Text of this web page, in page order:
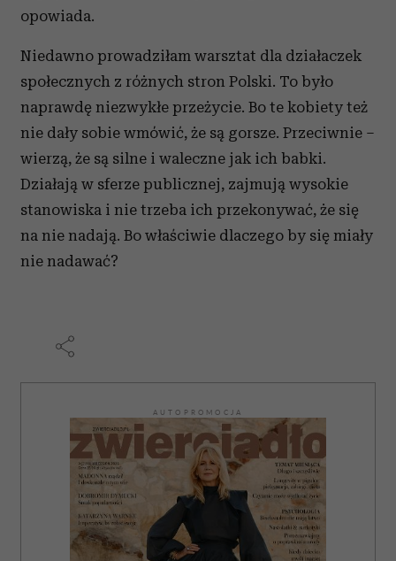
opowiada.
Niedawno prowadziłam warsztat dla działaczek
społecznych z różnych stron Polski. To było
naprawdę niezwykłe przeżycie. Bo te kobiety też
nie dały sobie wmówić, że są gorsze. Przeciwnie –
wierzą, że są silne i waleczne jak ich babki.
Działają w sferze publicznej, zajmują wysokie
stanowiska i nie trzeba ich przekonywać, że się
na nie nadają. Bo właściwie dlaczego by się miały
nie nadawać?
AUTOPROMOCJA